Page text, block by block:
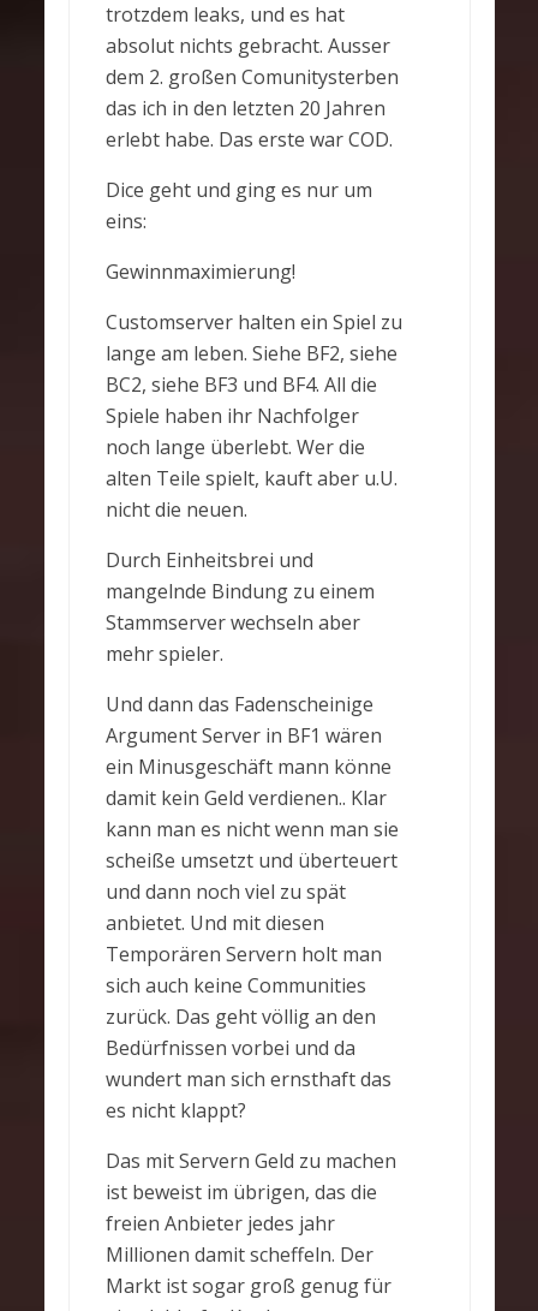
trotzdem leaks, und es hat
absolut nichts gebracht. Ausser
dem 2. großen Comunitysterben
das ich in den letzten 20 Jahren
erlebt habe. Das erste war COD.
Dice geht und ging es nur um
eins:
Gewinnmaximierung!
Customserver halten ein Spiel zu
lange am leben. Siehe BF2, siehe
BC2, siehe BF3 und BF4. All die
Spiele haben ihr Nachfolger
noch lange überlebt. Wer die
alten Teile spielt, kauft aber u.U.
nicht die neuen.
Durch Einheitsbrei und
mangelnde Bindung zu einem
Stammserver wechseln aber
mehr spieler.
Und dann das Fadenscheinige
Argument Server in BF1 wären
ein Minusgeschäft mann könne
damit kein Geld verdienen.. Klar
kann man es nicht wenn man sie
scheiße umsetzt und überteuert
und dann noch viel zu spät
anbietet. Und mit diesen
Temporären Servern holt man
sich auch keine Communities
zurück. Das geht völlig an den
Bedürfnissen vorbei und da
wundert man sich ernsthaft das
es nicht klappt?
Das mit Servern Geld zu machen
ist beweist im übrigen, das die
freien Anbieter jedes jahr
Millionen damit scheffeln. Der
Markt ist sogar groß genug für